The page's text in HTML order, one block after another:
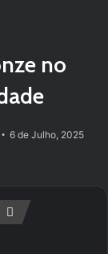
no
6 de Julho, 2025